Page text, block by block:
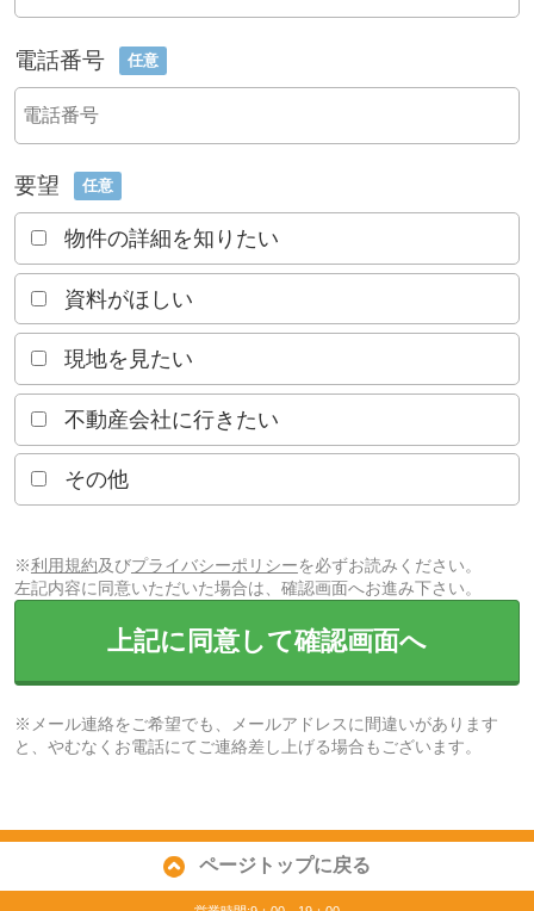
電話番号 任意
要望 任意
物件の詳細を知りたい
資料がほしい
現地を見たい
不動産会社に行きたい
その他
※利用規約及びプライバシーポリシーを必ずお読みください。
左記内容に同意いただいた場合は、確認画面へお進み下さい。
上記に同意して確認画面へ
※メール連絡をご希望でも、メールアドレスに間違いがあります
と、やむなくお電話にてご連絡差し上げる場合もございます。
ページトップに戻る